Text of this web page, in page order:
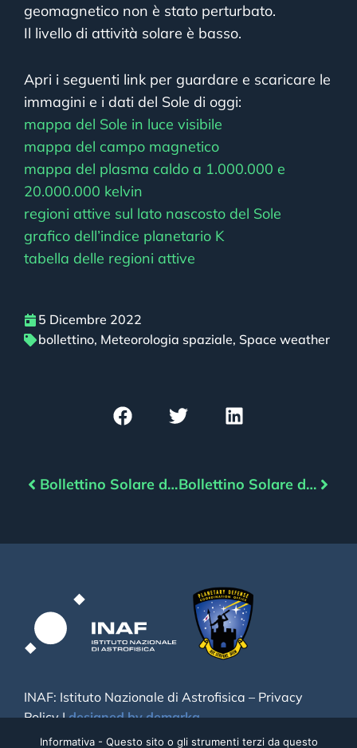
geomagnetico non è stato perturbato.
Il livello di attività solare è basso.
Apri i seguenti link per guardare e scaricare le
immagini e i dati del Sole di oggi:
mappa del Sole in luce visibile
mappa del campo magnetico
mappa del plasma caldo a 1.000.000 e
20.000.000 kelvin
regioni attive sul lato nascosto del Sole
grafico dell’indice planetario K
tabella delle regioni attive
5 Dicembre 2022
bollettino, Meteorologia spaziale, Space weather
Bollettino Solare del 04/12/2022 Bollettino Solare del 06/12/2022
INAF: Istituto Nazionale di Astrofisica – Privacy
Policy|designed by demarka
Informativa - Questo sito o gli strumenti terzi da questo